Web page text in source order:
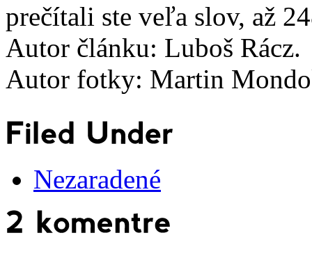
prečítali ste veľa slov, až
Autor článku: Luboš Rácz.
Autor fotky: Martin
Nezaradené